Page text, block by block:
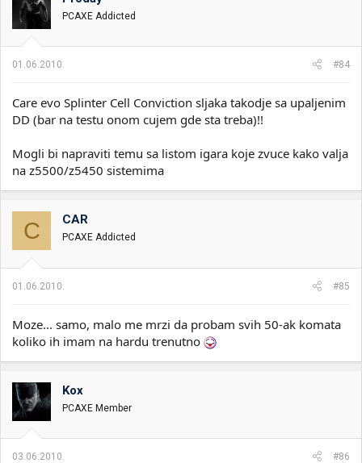
PCAXE Addicted
01.06.2010. #84
Care evo Splinter Cell Conviction sljaka takodje sa upaljenim
DD (bar na testu onom cujem gde sta treba)!!
Mogli bi napraviti temu sa listom igara koje zvuce kako valja
na z5500/z5450 sistemima
C CAR
PCAXE Addicted
01.06.2010. #85
Moze... samo, malo me mrzi da probam svih 50-ak komata
koliko ih imam na hardu trenutno
Kox
PCAXE Member
03.06.2010. #86